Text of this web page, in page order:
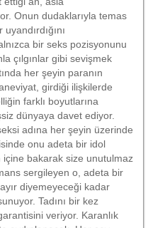
Onun dudaklarıyla temas
bir seks pozisyonunu
çılgınlar gibi sevişmek
her şeyin paranın
girdiği ilişkilerde
farklı boyutlarına
dünyaya davet ediyor.
adına her şeyin üzerinde
onu adeta bir idol
bakarak size unutulmaz
sergileyen o, adeta bir
diyemeyeceği kadar
Tadını bir kez
veriyor. Karanlık